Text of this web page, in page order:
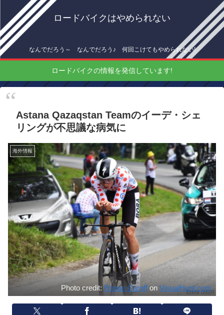
ロードバイクはやめられない
なんでだろう～ なんでだろう♪ 何回こけてもやめられない!
ロードバイクの情報を発信しています!
Astana Qazaqstan Teamのイーデ・シェ
リングが不思議な病気に
海外情報
Photo credit:Ronan Caroffon VisualHunt.com